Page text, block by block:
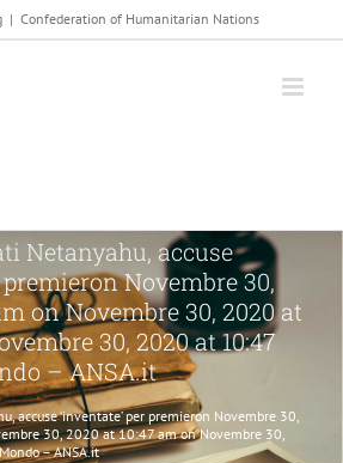
| Confederation of Humanitarian Nations
Netanyahu, accuse
premieron Novembre 30,
on Novembre 30, 2020 at
30, 2020 at 10:47
– ANSA.it
accuse ‘inventate’ per premieron Novembre 30,
30, 2020 at 10:47 am on Novembre 30,
– ANSA.it